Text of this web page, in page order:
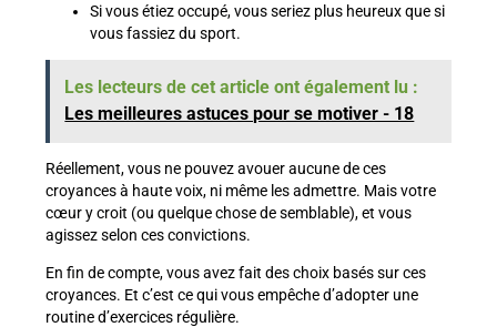
Si vous étiez occupé, vous seriez plus heureux que si
vous fassiez du sport.
Les lecteurs de cet article ont également lu :
Les meilleures astuces pour se motiver - 18
Réellement, vous ne pouvez avouer aucune de ces
croyances à haute voix, ni même les admettre. Mais votre
cœur y croit (ou quelque chose de semblable), et vous
agissez selon ces convictions.
En fin de compte, vous avez fait des choix basés sur ces
croyances. Et c’est ce qui vous empêche d’adopter une
routine d’exercices régulière.